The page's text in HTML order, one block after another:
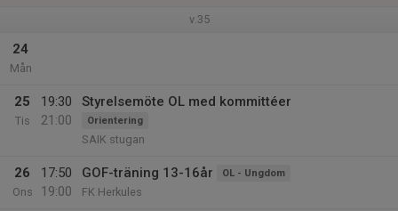
v.35
24
Mån
25
Tis
19:30
21:00
Styrelsemöte OL med kommittéer
Orientering
SAIK stugan
26
Ons
17:50
19:00
GOF-träning 13-16år OL - Ungdom
FK Herkules